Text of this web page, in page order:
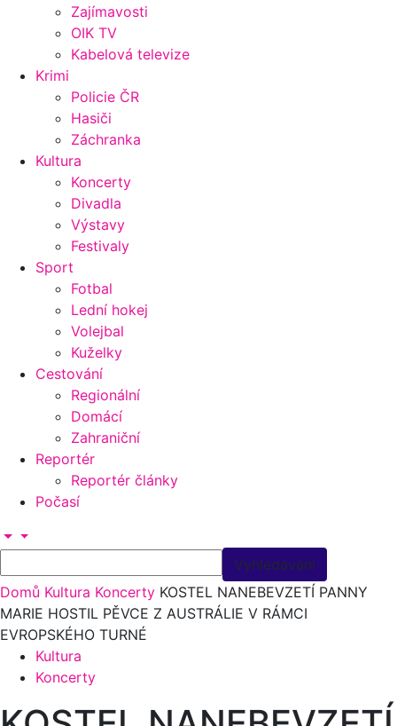
Zajímavosti
OIK TV
Kabelová televize
Krimi
Policie ČR
Hasiči
Záchranka
Kultura
Koncerty
Divadla
Výstavy
Festivaly
Sport
Fotbal
Lední hokej
Volejbal
Kuželky
Cestování
Regionální
Domácí
Zahraniční
Reportér
Reportér články
Počasí
Domů Kultura Koncerty KOSTEL NANEBEVZETÍ PANNY
MARIE HOSTIL PĚVCE Z AUSTRÁLIE V RÁMCI
EVROPSKÉHO TURNÉ
Kultura
Koncerty